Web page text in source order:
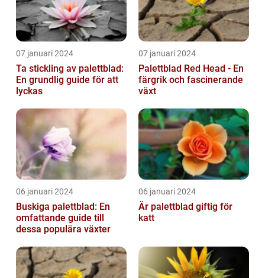
07 januari 2024
Ta stickling av palettblad:
En grundlig guide för att
lyckas
07 januari 2024
Palettblad Red Head - En
färgrik och fascinerande
växt
06 januari 2024
Buskiga palettblad: En
omfattande guide till
dessa populära växter
06 januari 2024
Är palettblad giftig för
katt